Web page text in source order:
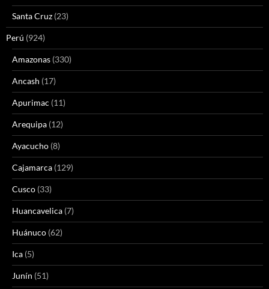
Santa Cruz (23)
Perú (924)
Amazonas (330)
Ancash (17)
Apurimac (11)
Arequipa (12)
Ayacucho (8)
Cajamarca (129)
Cusco (33)
Huancavelica (7)
Huánuco (62)
Ica (5)
Junín (51)